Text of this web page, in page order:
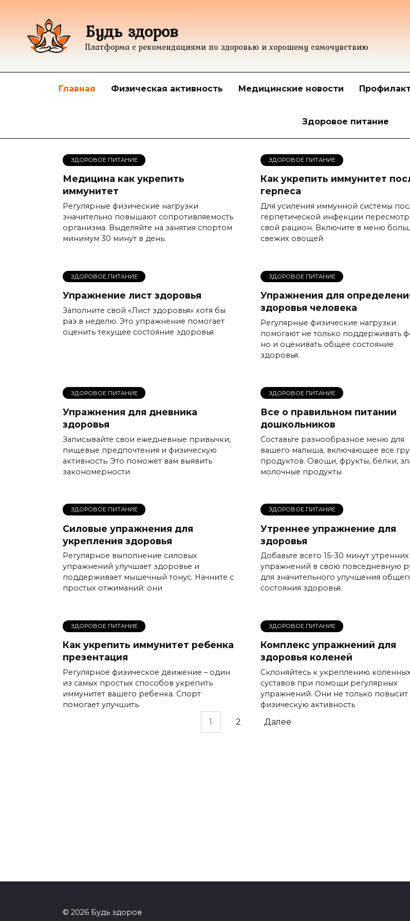
содержанию
Будь здоров
Платформа с рекомендациями по здоровью и хорошему самочувствию
Главная Физическая активность Медицинские новости
Здоровое питание
ЗДОРОВОЕ ПИТАНИЕ
Медицина как укрепить
иммунитет
Регулярные физические нагрузки
значительно повышают сопротивляемость
организма. Выделяйте на занятия спортом
минимум 30 минут в день.
ЗДОРОВОЕ ПИТАНИЕ
Как укрепить иммунитет
герпеса
Для усиления иммунной системы
герпетической инфекции
свой рацион. Включите в меню
свежих овощей
ЗДОРОВОЕ ПИТАНИЕ
Упражнение лист здоровья
Заполните свой «Лист здоровья» хотя бы
раз в неделю. Это упражнение помогает
оценить текущее состояние здоровья
ЗДОРОВОЕ ПИТАНИЕ
Упражнения для
здоровья человека
Регулярные физические нагрузки
помогают не только поддерживать
но и оценивать общее состояние
здоровья.
ЗДОРОВОЕ ПИТАНИЕ
Упражнения для дневника
здоровья
Записывайте свои ежедневные привычки,
пищевые предпочтения и физическую
активность. Это поможет вам выявить
закономерности
ЗДОРОВОЕ ПИТАНИЕ
Все о правильном питании
дошкольников
Составьте разнообразное меню для
вашего малыша, включающее все
продуктов. Овощи, фрукты, белки,
молочные продукты
ЗДОРОВОЕ ПИТАНИЕ
Силовые упражнения для
укрепления здоровья
Регулярное выполнение силовых
упражнений улучшает здоровье и
поддерживает мышечный тонус. Начните с
простых отжиманий: они
ЗДОРОВОЕ ПИТАНИЕ
Утреннее упражнение для
здоровья
Добавьте всего 15-30 минут утренних
упражнений в свою повседневную
для значительного улучшения
состояния здоровья.
ЗДОРОВОЕ ПИТАНИЕ
Как укрепить иммунитет ребенка
презентация
Регулярное физическое движение – один
из самых простых способов укрепить
иммунитет вашего ребенка. Спорт
помогает улучшить
ЗДОРОВОЕ ПИТАНИЕ
Комплекс упражнений для
здоровья коленей
Склоняйтесь к укреплению коленных
суставов при помощи регулярных
упражнений. Они не только
физическую активность
1 2 Далее
© 2026 Будь здоров